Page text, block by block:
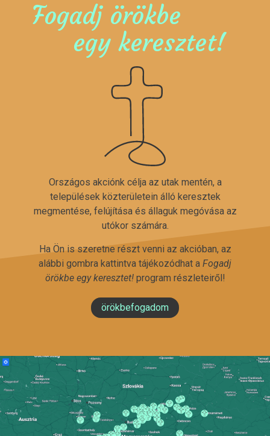
Fogadj örökbe
egy keresztet!
Országos akciónk célja az utak mentén, a
települések közterületein álló keresztek
megmentése, felújítása és állaguk megóvása az
utókor számára.
Ha Ön is szeretne részt venni az akcióban, az
alábbi gombra kattintva tájékozódhat a Fogadj
örökbe egy keresztet!program részleteiről!
örökbefogadom